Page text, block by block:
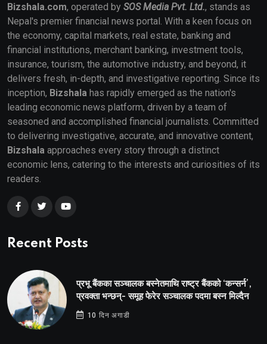
Bizshala.com, operated by SOS Media Pvt. Ltd., stands as
Nepal's premier financial news portal. With a keen focus on
the economy, capital markets, real estate, banking and
financial institutions, merchant banking, investment tools,
insurance, tourism, the automotive industry, and beyond, it
delivers fresh, in-depth, and investigative reporting. Since its
inception, Bizshala has rapidly emerged as the nation's
leading economic news platform, driven by a team of
seasoned and accomplished financial journalists. Committed
to delivering investigative, accurate, and innovative content,
Bizshala approaches every story through a distinct
economic lens, catering to the interests and curiosities of its
readers.
Recent Posts
प्रभू बैंकका सञ्चालक बस्नेतमाथि राष्ट्र बैंकको ‘कन्सर्न’,
प्रवक्ता भन्छन्- समूह फेरेर सञ्चालक पदमा बस्न मिल्दैन
10 दिन अगाडी